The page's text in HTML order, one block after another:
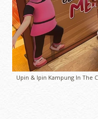
Upin & Ipin Kampung In The